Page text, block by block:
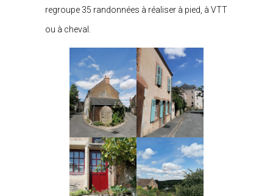
regroupe 35 randonnées à réaliser à pied, à VTT
ou à cheval.